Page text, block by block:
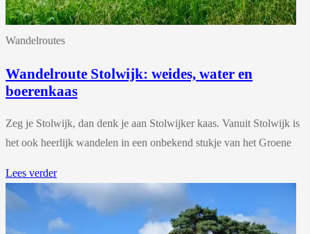
Wandelroutes
Wandelroute Stolwijk: weides, water en
boerenkaas
Zeg je Stolwijk, dan denk je aan Stolwijker kaas. Vanuit Stolwijk is
het ook heerlijk wandelen in een onbekend stukje van het Groene
Lees verder